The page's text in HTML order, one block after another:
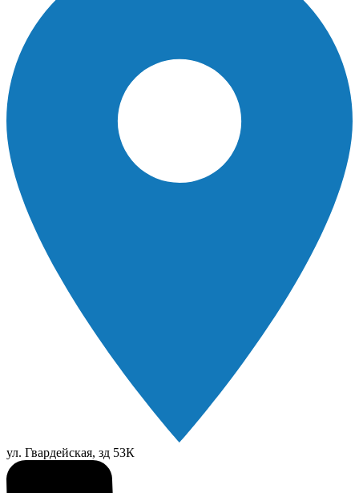
ул. Гвардейская, зд 53К